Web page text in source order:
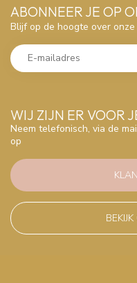
WIJ ZIJN ER VOOR
Neem telefonisch, via de
op
ABONNEER JE OP
Blijf op de hoogte over